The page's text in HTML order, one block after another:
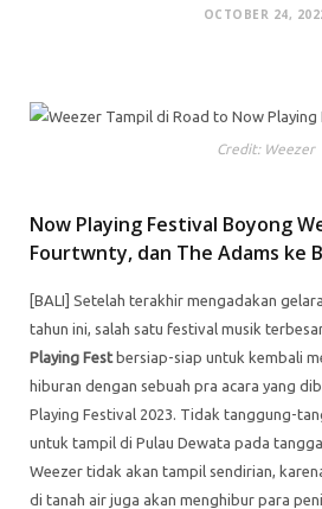
OCTOBER 24,
Credit: Weezer
Now Playing Festival Boyong
Fourtwnty, dan The Adams ke
[BALI] Setelah terakhir mengadakan
tahun ini, salah satu festival musik
Playing Festbersiap-siap untuk kembali
hiburan dengan sebuah pra acara yang
Playing Festival 2023. Tidak tanggung-
untuk tampil di Pulau Dewata pada
Weezer tidak akan tampil sendirian,
di tanah air juga akan menghibur para